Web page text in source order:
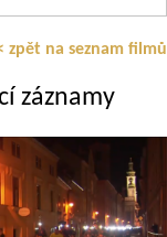
zpět na seznam filmů
záznamy